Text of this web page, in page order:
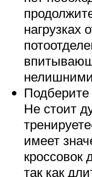
нагрузках
Не стоит
имеет
кроссовок
так как